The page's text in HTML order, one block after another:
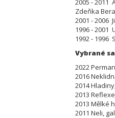
2005 - 2011
Zdeňka
2001 - 2006
1996 - 2001
1992 - 1996
Vybrané
2022
2016
2014
2013
2013 Mělké
2011 Neli,